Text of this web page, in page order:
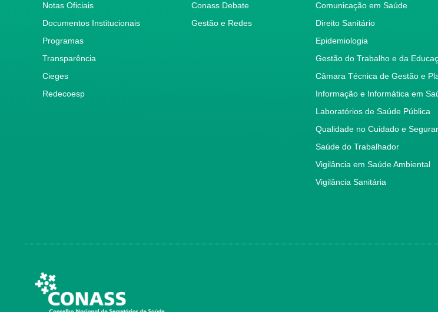
Notas Oficiais
Documentos Institucionais
Programas
Transparência
Cieges
Redecoesp
Conass Debate
Gestão e Redes
Comunicação em Saúde
Direito Sanitário
Epidemiologia
Gestão do Trabalho e da
Câmara Técnica de Gestão e
Informação e Informática em
Laboratórios de Saúde Pública
Qualidade no Cuidado e
Saúde do Trabalhador
Vigilância em Saúde Ambiental
Vigilância Sanitária